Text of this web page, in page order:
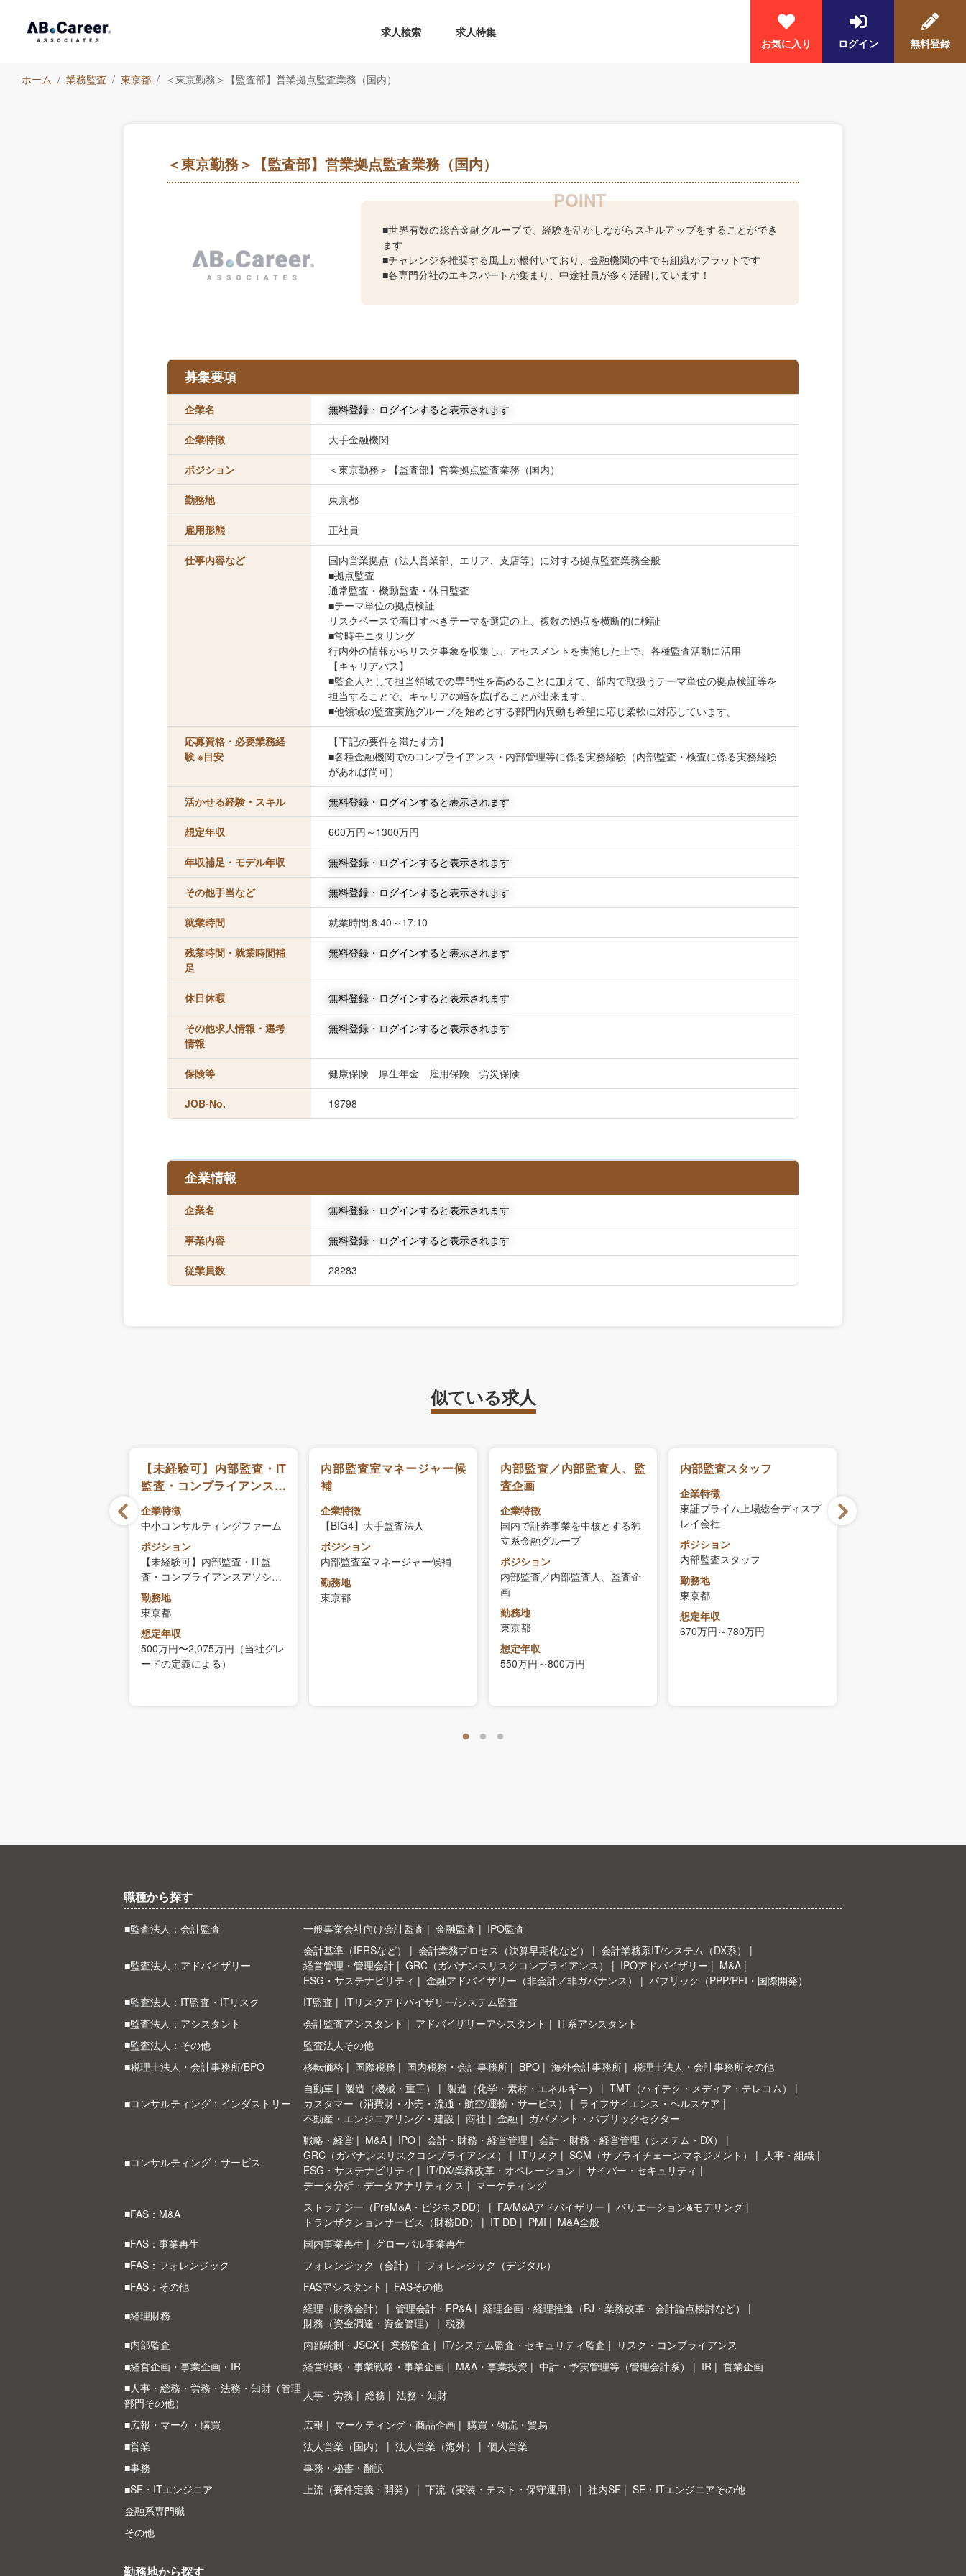
求人検索
求人特集
お気に入り
ログイン 無料登録
ホーム 業務監査 東京都 ＜東京勤務＞【監査部】営業拠点監査業務（国内）
＜東京勤務＞【監査部】営業拠点監査業務（国内）
■世界有数の総合金融グループで、経験を活かしながらスキルアップをすることができ
ます
■チャレンジを推奨する風土が根付いており、金融機関の中でも組織がフラットです
■各専門分社のエキスパートが集まり、中途社員が多く活躍しています！
募集要項
企業名 無料登録・ログインすると表示されます
企業特徴 大手金融機関
ポジション ＜東京勤務＞【監査部】営業拠点監査業務（国内）
勤務地 東京都
雇用形態 正社員
仕事内容など
国内営業拠点（法人営業部、エリア、支店等）に対する拠点監査業務全般
■拠点監査
通常監査・機動監査・休日監査
■テーマ単位の拠点検証
リスクベースで着目すべきテーマを選定の上、複数の拠点を横断的に検証
■常時モニタリング
行内外の情報からリスク事象を収集し、アセスメントを実施した上で、各種監査活動に活用
【キャリアパス】
■監査人として担当領域での専門性を高めることに加えて、部内で取扱うテーマ単位の拠点検証等を
担当することで、キャリアの幅を広げることが出来ます。
■他領域の監査実施グループを始めとする部門内異動も希望に応じ柔軟に対応しています。
応募資格・必要業務経
験 ※目安
【下記の要件を満たす方】
■各種金融機関でのコンプライアンス・内部管理等に係る実務経験（内部監査・検査に係る実務経験
があれば尚可）
活かせる経験・スキル 無料登録・ログインすると表示されます
想定年収 600万円～1300万円
年収補足・モデル年収 無料登録・ログインすると表示されます
その他手当など 無料登録・ログインすると表示されます
就業時間 就業時間:8:40～17:10
残業時間・就業時間補
足
無料登録・ログインすると表示されます
休日休暇 無料登録・ログインすると表示されます
その他求人情報・選考
情報
無料登録・ログインすると表示されます
保険等 健康保険 厚生年金 雇用保険 労災保険
JOB-No. 19798
企業情報
企業名 無料登録・ログインすると表示されます
事業内容 無料登録・ログインすると表示されます
従業員数 28283
似ている求人
【未経験可】内部監査・IT
監査・コンプライアンスア
ソシエイト職
企業特徴
中小コンサルティングファーム
ポジション
【未経験可】内部監査・IT監
査・コンプライアンスアソシエ
イト職
勤務地
東京都
想定年収
500万円〜2,075万円（当社グレ
ードの定義による）
内部監査室マネージャー候
補
企業特徴
【BIG4】大手監査法人
ポジション
内部監査室マネージャー候補
勤務地
東京都
内部監査／内部監査人、監
査企画
企業特徴
国内で証券事業を中核とする独
立系金融グループ
ポジション
内部監査／内部監査人、監査企
画
勤務地
東京都
想定年収
550万円～800万円
内部監査スタッフ
企業特徴
東証プライム上場総合ディスプ
レイ会社
ポジション
内部監査スタッフ
勤務地
東京都
想定年収
670万円～780万円
職種から探す
■監査法人：会計監査 一般事業会社向け会計監査 金融監査 IPO監査
■監査法人：アドバイザリー
会計基準（IFRSなど） 会計業務プロセス（決算早期化など）
会計業務系IT/システム（DX系）
経営管理・管理会計
GRC（ガバナンスリスクコンプライアンス） IPOアドバイザリー
M&A
ESG・サステナビリティ
金融アドバイザリー（非会計／非ガバナンス）
パブリック（PPP/PFI・国際開発）
■監査法人：IT監査・ITリスク
IT監査
ITリスクアドバイザリー/システム監査
■監査法人：アシスタント
会計監査アシスタント アドバイザリーアシスタント
IT系アシスタント
■監査法人：その他
監査法人その他
■税理士法人・会計事務所/BPO
移転価格 国際税務 国内税務・会計事務所 BPO 海外会計事務所 税理士法人・会計事務所その他
■コンサルティング：インダストリー
自動車 製造（機械・重工） 製造（化学・素材・エネルギー）
TMT（ハイテク・メディア・テレコム）
カスタマー（消費財・小売・流通・航空/運輸・サービス）
ライフサイエンス・ヘルスケア
不動産・エンジニアリング・建設
商社 金融 ガバメント・パブリックセクター
■コンサルティング：サービス
戦略・経営 M&A IPO 会計・財務・経営管理
会計・財務・経営管理（システム・DX）
GRC（ガバナンスリスクコンプライアンス）
ITリスク SCM（サプライチェーンマネジメント）
人事・組織
ESG・サステナビリティ
IT/DX/業務改革・オペレーション
サイバー・セキュリティ
データ分析・データアナリティクス
マーケティング
■FAS：M&A
ストラテジー（PreM&A・ビジネスDD） FA/M&Aアドバイザリー
バリエーション&モデリング
トランザクションサービス（財務DD）
IT DD PMI
M&A全般
■FAS：事業再生
国内事業再生
グローバル事業再生
■FAS：フォレンジック
フォレンジック（会計）
フォレンジック（デジタル）
■FAS：その他
FASアシスタント
FASその他
■経理財務
経理（財務会計） 管理会計・FP&A
経理企画・経理推進（PJ・業務改革・会計論点検討など）
財務（資金調達・資金管理）
税務
■内部監査
内部統制・JSOX 業務監査 IT/システム監査・セキュリティ監査
リスク・コンプライアンス
■経営企画・事業企画・IR
経営戦略・事業戦略・事業企画 M&A・事業投資 中計・予実管理等（管理会計系） IR
営業企画
■人事・総務・労務・法務・知財（管理
部門その他）
人事・労務 総務 法務・知財
■広報・マーケ・購買 広報 マーケティング・商品企画
購買・物流・貿易
■営業
法人営業（国内） 法人営業（海外）
個人営業
■事務
事務・秘書・翻訳
■SE・ITエンジニア
上流（要件定義・開発） 下流（実装・テスト・保守運用） 社内SE
SE・ITエンジニアその他
金融系専門職
その他
勤務地から探す